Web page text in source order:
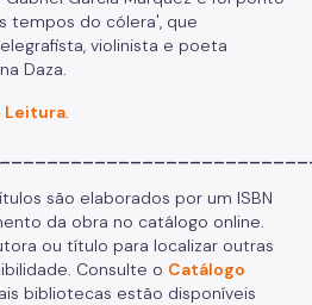
tempos do cólera', que
violinista e poeta
Daza.
Leitura.
são elaborados por um ISBN
da obra no catálogo online.
ou título para localizar outras
Consulte o Catálogo
bibliotecas estão disponíveis